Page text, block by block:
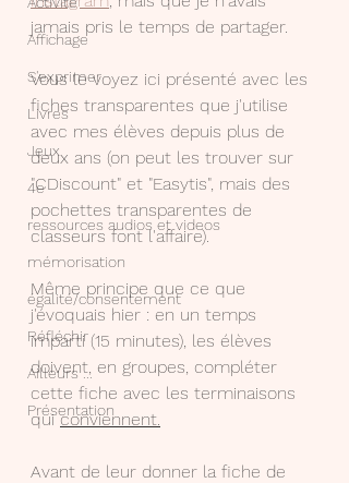
Affichage
S'exprimer
Livres
Jeux
4e
ressources audios et videos
mémorisation
égalité/consentement
Réfléchir
Ailleurs ...
Présentation
jamais pris le temps de partager.
Vous le voyez ici présenté avec les
fiches transparentes que j'utilise
avec mes élèves depuis plus de
deux ans (on peut les trouver sur
"CDiscount" et "Easytis", mais des
pochettes transparentes de
classeurs font l'affaire).
Même principe que ce que
j'évoquais hier : en un temps
imparti (15 minutes), les élèves
doivent, en groupes, compléter
cette fiche avec les terminaisons
qui conviennent.
Avant de leur donner la fiche de